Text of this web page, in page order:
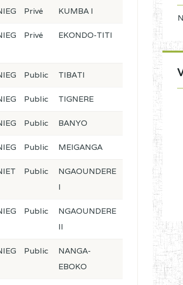
Privé KUMBA I
Privé EKONDO-TITI
Public TIBATI
Public TIGNERE
Public BANYO
Public MEIGANGA
Public
NGAOUNDERE
I
Public
NGAOUNDERE
II
Public
NANGA-
EBOKO